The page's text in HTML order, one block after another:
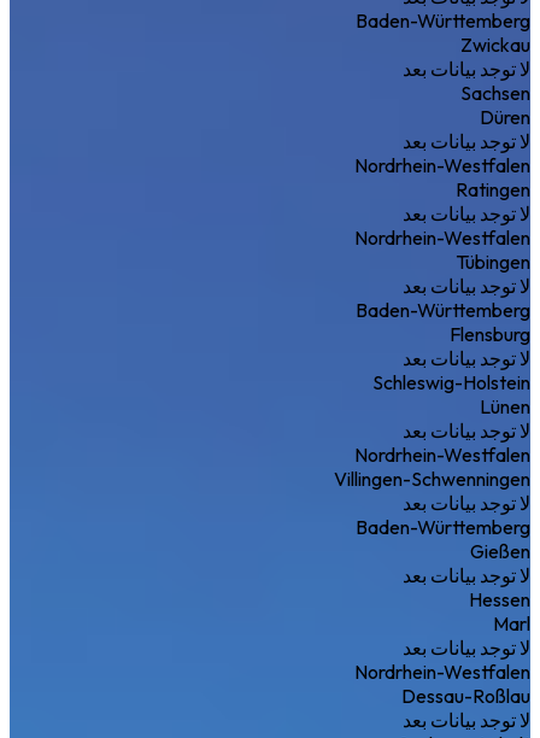
Baden-Württemberg
Zwickau
لا توجد بيانات بعد
Sachsen
Düren
لا توجد بيانات بعد
Nordrhein-Westfalen
Ratingen
لا توجد بيانات بعد
Nordrhein-Westfalen
Tübingen
لا توجد بيانات بعد
Baden-Württemberg
Flensburg
لا توجد بيانات بعد
Schleswig-Holstein
Lünen
لا توجد بيانات بعد
Nordrhein-Westfalen
Villingen-Schwenningen
لا توجد بيانات بعد
Baden-Württemberg
Gießen
لا توجد بيانات بعد
Hessen
Marl
لا توجد بيانات بعد
Nordrhein-Westfalen
Dessau-Roßlau
لا توجد بيانات بعد